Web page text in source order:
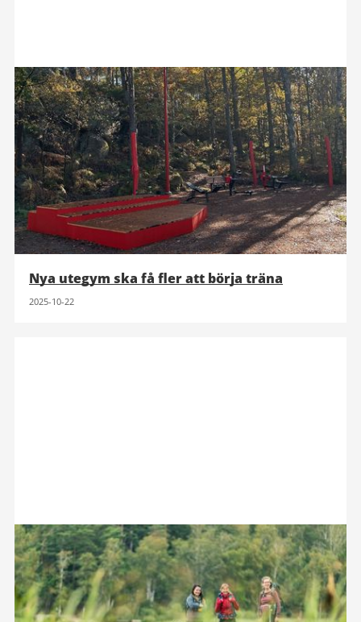
Nya utegym ska få fler att börja träna
2025-10-22